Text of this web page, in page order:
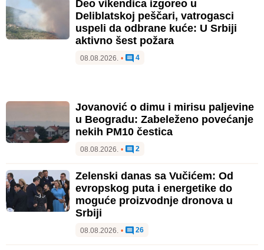
Deo vikendica izgoreo u
Deliblatskoj peščari, vatrogasci
uspeli da odbrane kuće: U Srbiji
aktivno šest požara
08.08.2026. • 4
Jovanović o dimu i mirisu paljevine
u Beogradu: Zabeleženo povećanje
nekih PM10 čestica
08.08.2026. • 2
Zelenski danas sa Vučićem: Od
evropskog puta i energetike do
moguće proizvodnje dronova u
Srbiji
08.08.2026. • 26